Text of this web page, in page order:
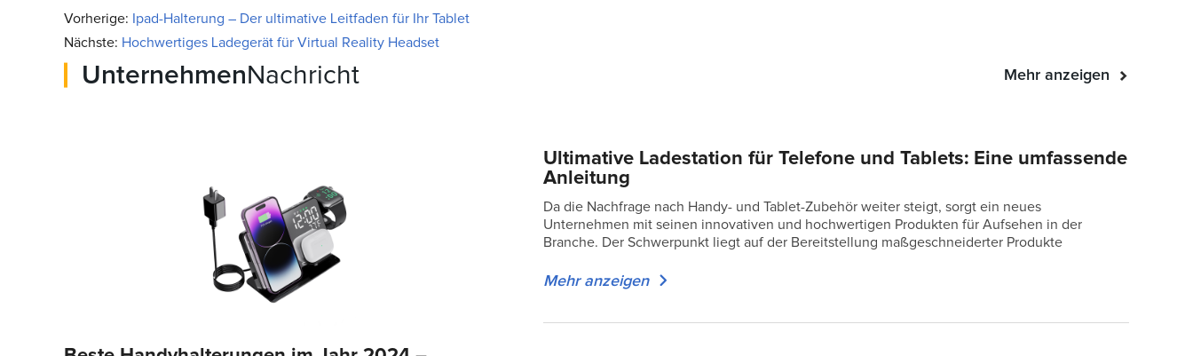
Vorherige:
Ipad-Halterung – Der ultimative Leitfaden für Ihr Tablet
Nächste: Hochwertiges Ladegerät für Virtual Reality Headset
Unternehmen Nachricht Mehr anzeigen
Ultimative Ladestation für Telefone und Tablets: Eine umfassende
Anleitung
Da die Nachfrage nach Handy- und Tablet-Zubehör weiter steigt, sorgt ein neues
Unternehmen mit seinen innovativen und hochwertigen Produkten für Aufsehen in der
Branche. Der Schwerpunkt liegt auf der Bereitstellung maßgeschneiderter Produkte
Mehr anzeigen